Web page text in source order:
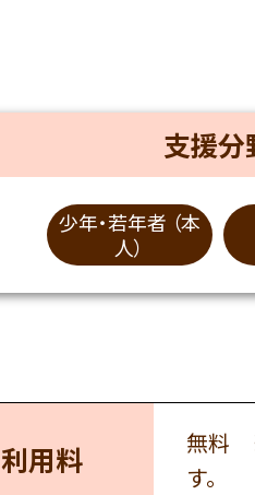
支援分
少年・若年者 （本
人）
利用料
無料
す。